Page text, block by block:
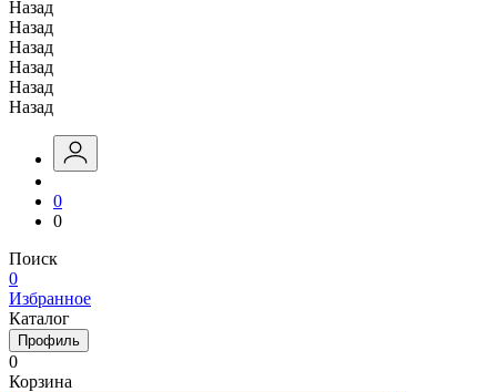
Назад
Назад
Назад
Назад
Назад
Назад
0
0
Поиск
0
Избранное
Каталог
Профиль
0
Корзина